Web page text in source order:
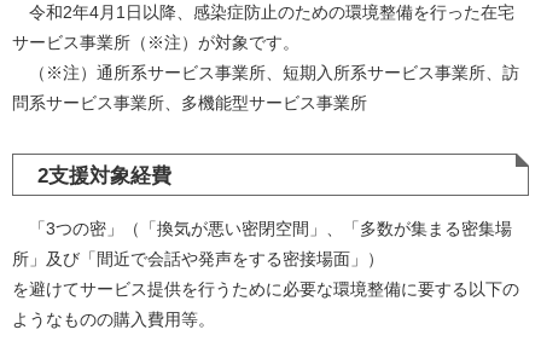
令和2年4月1日以降、感染症防止のための環境整備を行った在宅
サービス事業所（※注）が対象です。
（※注）通所系サービス事業所、短期入所系サービス事業所、訪
問系サービス事業所、多機能型サービス事業所
2支援対象経費
「3つの密」（「換気が悪い密閉空間」、「多数が集まる密集場
所」及び「間近で会話や発声をする密接場面」）
を避けてサービス提供を行うために必要な環境整備に要する以下の
ようなものの購入費用等。